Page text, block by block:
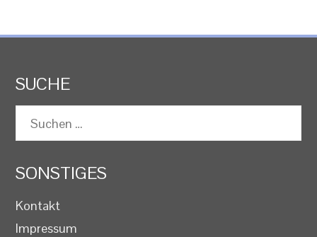
SUCHE
Suchen
nach:
SONSTIGES
Kontakt
Impressum